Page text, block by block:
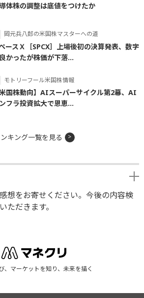
体株の調整は底値をつけたか
岡元兵八郎の米国株マスターへの道
ースＸ［SPCX］上場後初の決算発表、数字
かったが株価が下落...
モトリーフール米国株情報
米国株動向】AIスーパーサイクル第2幕、AI
フラ投資拡大で恩恵...
キング一覧を見る
想をお寄せください。今後の内容検
ただきます。
、マーケットを知り、未来を描く